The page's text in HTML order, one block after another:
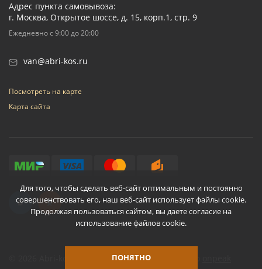
Для того, чтобы сделать веб-сайт оптимальным и постоянно
совершенствовать его, наш веб-сайт использует файлы cookie.
Продолжая пользоваться сайтом, вы даете согласие на
использование файлов cookie.
ПОНЯТНО
Адрес пункта самовывоза:
г. Москва, Открытое шоссе, д. 15, корп.1, стр. 9
Ежедневно с 9:00 до 20:00
van@abri-kos.ru
Посмотреть на карте
Карта сайта
Разработано